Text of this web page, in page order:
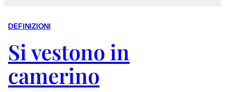
DEFINIZIONI
Si vestono in
camerino